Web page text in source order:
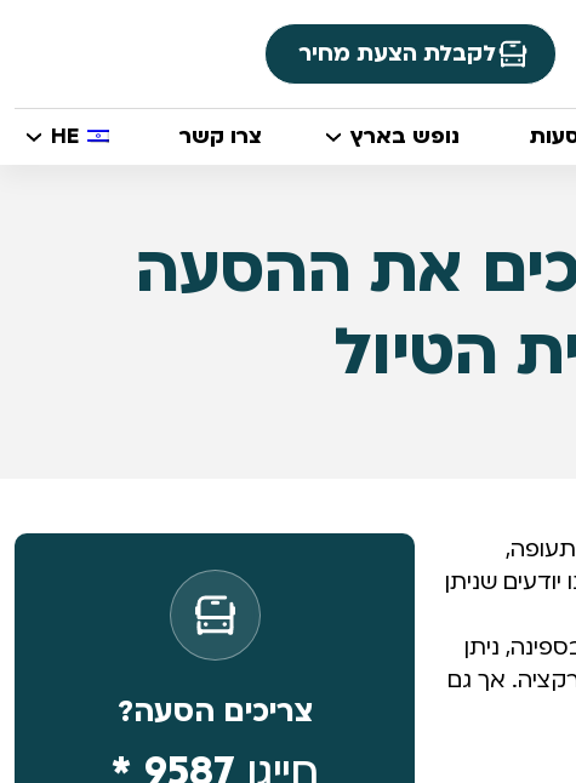
לקבלת הצעת מחיר
נופש בארץ צרו קשר HE
את ההסעה
הטיול
שניתן
ניתן
אך גם
צריכים הסעה?
חייגו 9587 *